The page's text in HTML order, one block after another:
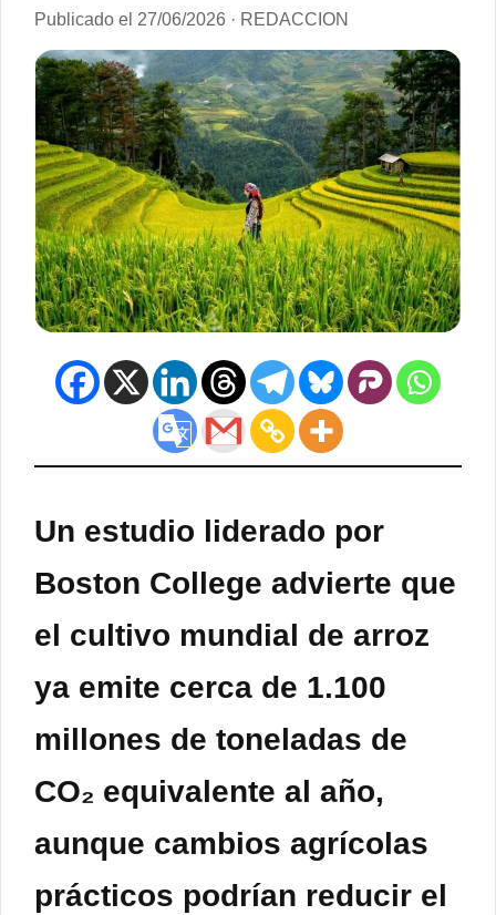
Publicado el 27/06/2026 · REDACCION
Un estudio liderado por
Boston College advierte que
el cultivo mundial de arroz
ya emite cerca de 1.100
millones de toneladas de
CO₂ equivalente al año,
aunque cambios agrícolas
prácticos podrían reducir el